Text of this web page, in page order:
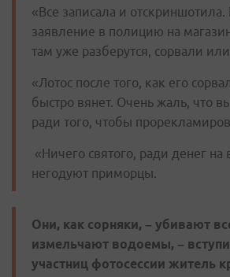
«Все записала и
заявление в полицию на
там уже разберутся, сорвали
«Лотос после того, как его
быстро вянет. Очень жаль, что
ради того, чтобы
«Ничего святого, ради денег на
негодуют приморцы.
Они, как сорняки, – убивают
измельчают водоемы, –
участниц фотосессии житель